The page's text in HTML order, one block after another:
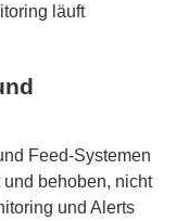
läuft
Feed-Systemen
behoben, nicht
und Alerts